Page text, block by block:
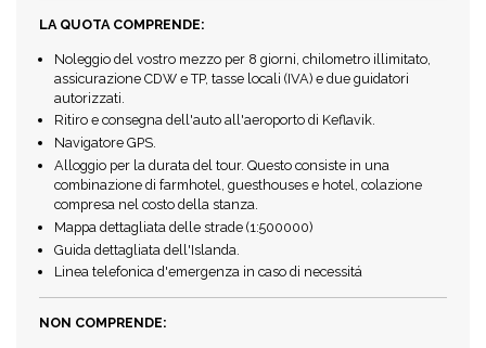
LA QUOTA COMPRENDE:
Noleggio del vostro mezzo per 8 giorni, chilometro illimitato,
assicurazione CDW e TP, tasse locali (IVA) e due guidatori
autorizzati.
Ritiro e consegna dell'auto all'aeroporto di Keflavik.
Navigatore GPS.
Alloggio per la durata del tour. Questo consiste in una
combinazione di farmhotel, guesthouses e hotel, colazione
compresa nel costo della stanza.
Mappa dettagliata delle strade (1:500000)
Guida dettagliata dell'Islanda.
Linea telefonica d'emergenza in caso di necessitá
NON COMPRENDE: